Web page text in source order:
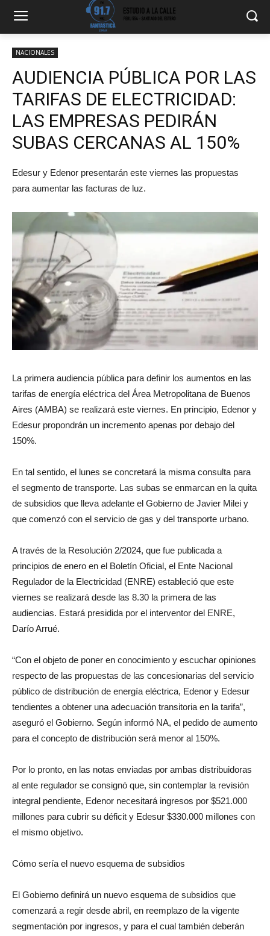
NACIONALES
AUDIENCIA PÚBLICA POR LAS
TARIFAS DE ELECTRICIDAD:
LAS EMPRESAS PEDIRÁN
SUBAS CERCANAS AL 150%
Edesur y Edenor presentarán este viernes las propuestas
para aumentar las facturas de luz.
La primera audiencia pública para definir los aumentos en las
tarifas de energía eléctrica del Área Metropolitana de Buenos
Aires (AMBA) se realizará este viernes. En principio, Edenor y
Edesur propondrán un incremento apenas por debajo del
150%.
En tal sentido, el lunes se concretará la misma consulta para
el segmento de transporte. Las subas se enmarcan en la quita
de subsidios que lleva adelante el Gobierno de Javier Milei y
que comenzó con el servicio de gas y del transporte urbano.
A través de la Resolución 2/2024, que fue publicada a
principios de enero en el Boletín Oficial, el Ente Nacional
Regulador de la Electricidad (ENRE) estableció que este
viernes se realizará desde las 8.30 la primera de las
audiencias. Estará presidida por el interventor del ENRE,
Darío Arrué.
“Con el objeto de poner en conocimiento y escuchar opiniones
respecto de las propuestas de las concesionarias del servicio
público de distribución de energía eléctrica, Edenor y Edesur
tendientes a obtener una adecuación transitoria en la tarifa”,
aseguró el Gobierno. Según informó NA, el pedido de aumento
para el concepto de distribución será menor al 150%.
Por lo pronto, en las notas enviadas por ambas distribuidoras
al ente regulador se consignó que, sin contemplar la revisión
integral pendiente, Edenor necesitará ingresos por $521.000
millones para cubrir su déficit y Edesur $330.000 millones con
el mismo objetivo.
Cómo sería el nuevo esquema de subsidios
El Gobierno definirá un nuevo esquema de subsidios que
comenzará a regir desde abril, en reemplazo de la vigente
segmentación por ingresos, y para el cual también deberán